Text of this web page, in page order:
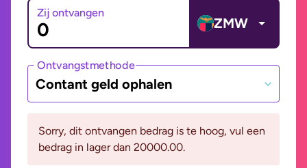
Zij ontvangen
ZMW
Ontvangstmethode
Contant geld ophalen
Sorry, dit ontvangen bedrag is te hoog, vul een
bedrag in lager dan 20000.00.